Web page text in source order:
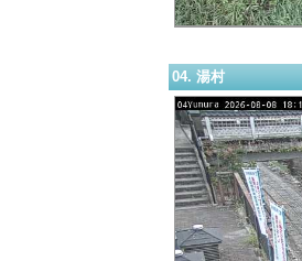
04. 湯村